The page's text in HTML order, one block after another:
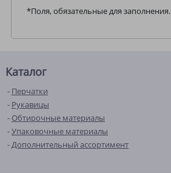
*Поля, обязательные для заполнения.
Каталог
Перчатки
Рукавицы
Обтирочные материалы
Упаковочные материалы
Дополнительный ассортимент